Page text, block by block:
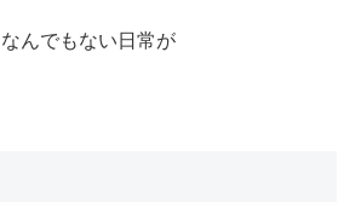
なんでもない日常が